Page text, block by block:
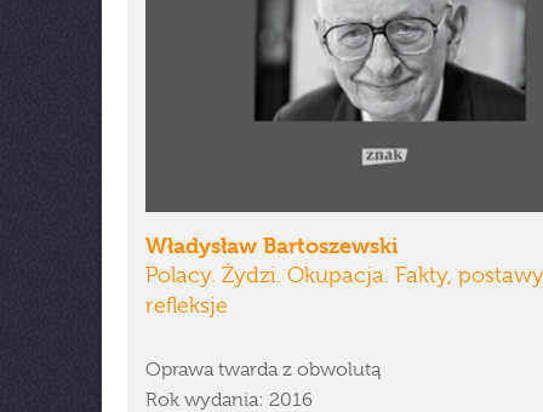
Władysław Bartoszewski
Polacy. Żydzi. Okupacja. Fakty,
refleksje
Oprawa twarda z obwolutą
Rok wydania: 2016